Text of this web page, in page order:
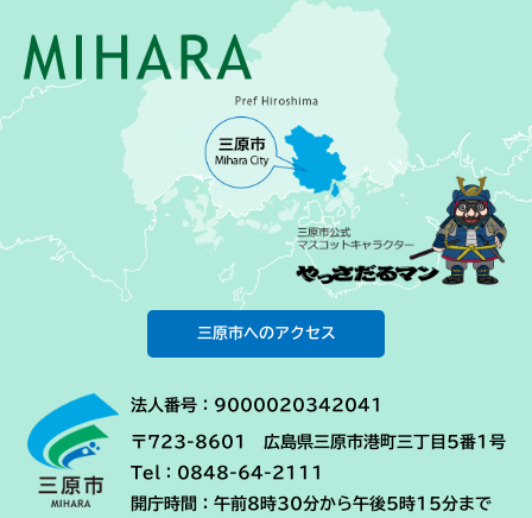
三原市へのアクセス
法人番号：9000020342041
〒723-8601 広島県三原市港町三丁目5番1号
Tel：0848-64-2111
開庁時間：午前8時30分から午後5時15分まで